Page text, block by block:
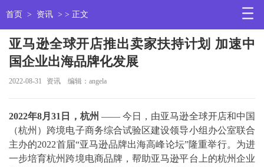
首页 > 资讯 > > 正文
亚马逊全球开店推出卖家扶持计划 加速中
国企业出海品牌化发展
2022-08-31 资讯 编辑：angela
2022年8月31日，杭州 —— 今日，由亚马逊全球开店和中国
（杭州）跨境电子商务综合试验区建设领导小组办公室联合
主办的2022首届“亚马逊品牌出海高峰论坛”隆重举行。为进
一步培育杭州跨境电商品牌，帮助亚马逊平台上的杭州企业